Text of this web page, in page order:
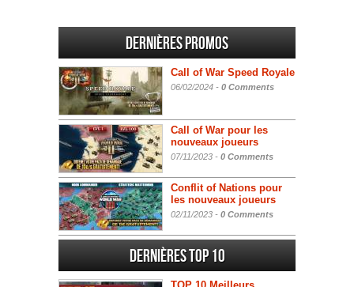
Dernières promos
Call of War Speed Royale
06/02/2024 - 0 Comments
Call of War pour les
nouveaux joueurs
07/11/2023 - 0 Comments
Conflit of Nations pour
les nouveaux joueurs
02/11/2023 - 0 Comments
Dernières Top 10